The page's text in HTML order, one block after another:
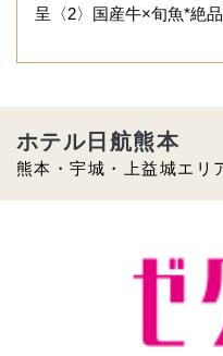
呈〈2〉国産牛×旬魚*絶
熊本・宇城・上益城エリ
ホテル日航熊本